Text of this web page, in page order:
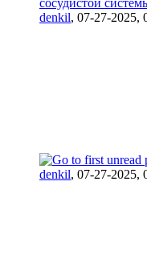
denkil, 07-27-2025,
denkil, 07-27-2025,